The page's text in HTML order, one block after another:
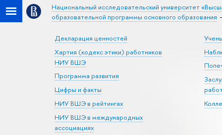
Национальный исследовательский университет
образовательной программы основного образования
Декларация ценностей
Хартия (кодекс этики) работников
НИУ ВШЭ
Программа развития
Цифры и факты
НИУ ВШЭ в рейтингах
НИУ ВШЭ в международных
ассоциациях